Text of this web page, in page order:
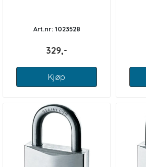
Art.nr: 1023528
329,-
Kjøp